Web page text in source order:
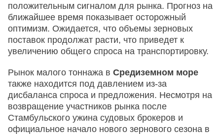
положительным сигналом для рынка. Прогноз на
ближайшее время показывает осторожный
оптимизм. Ожидается, что объемы зерновых
поставок продолжат расти, что приведет к
увеличению общего спроса на транспортировку.
Рынок малого тоннажа в Средиземном море
также находится под давлением из-за
дисбаланса спроса и предложения. Несмотря на
возвращение участников рынка после
Стамбульского ужина судовых брокеров и
официальное начало нового зернового сезона в